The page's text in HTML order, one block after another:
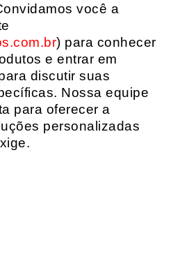
você a
) para conhecer
e entrar em
discutir suas
Nossa equipe
para oferecer a
personalizadas